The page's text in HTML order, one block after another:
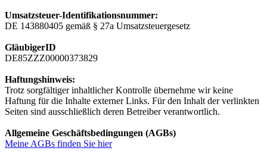
Umsatzsteuer-Identifikationsnummer:
DE 143880405 gemäß § 27a Umsatzsteuergesetz
GläubigerID
DE85ZZZ00000373829
Haftungshinweis:
Trotz sorgfältiger inhaltlicher Kontrolle übernehme wir keine
Haftung für die Inhalte externer Links. Für den Inhalt der verlinkten
Seiten sind ausschließlich deren Betreiber verantwortlich.
Allgemeine Geschäftsbedingungen (AGBs)
Meine AGBs finden Sie hier